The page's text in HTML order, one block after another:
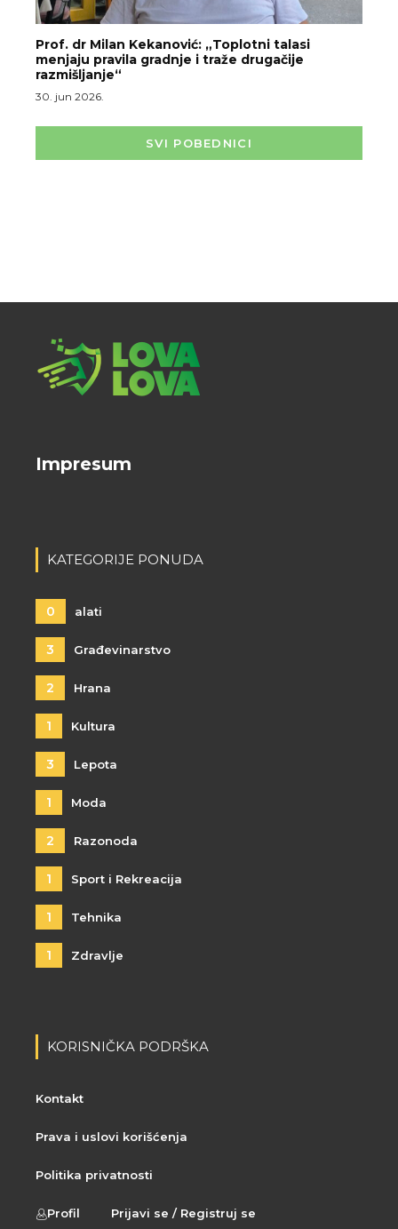
Prof. dr Milan Kekanović: „Toplotni talasi
menjaju pravila gradnje i traže drugačije
razmišljanje“
30. jun 2026.
SVI POBEDNICI
Impresum
KATEGORIJE PONUDA
0 alati
3 Građevinarstvo
2 Hrana
1 Kultura
3 Lepota
1 Moda
2 Razonoda
1 Sport i Rekreacija
1 Tehnika
1 Zdravlje
KORISNIČKA PODRŠKA
Kontakt
Prava i uslovi korišćenja
Politika privatnosti
Profil Prijavi se / Registruj se